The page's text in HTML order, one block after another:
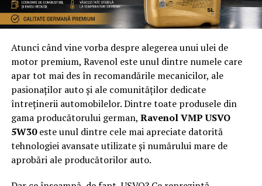
Atunci când vine vorba despre alegerea unui ulei de
motor premium, Ravenol este unul dintre numele care
apar tot mai des în recomandările mecanicilor, ale
pasionaților auto și ale comunităților dedicate
întreținerii automobilelor. Dintre toate produsele din
gama producătorului german, Ravenol VMP USVO
5W30este unul dintre cele mai apreciate datorită
tehnologiei avansate utilizate și numărului mare de
aprobări ale producătorilor auto.